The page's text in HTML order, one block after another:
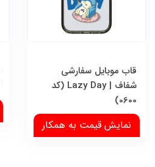
قاب موبایل سفارشی
شفاف | Lazy Day (کد
0600)
نمایش قیمت به همکار